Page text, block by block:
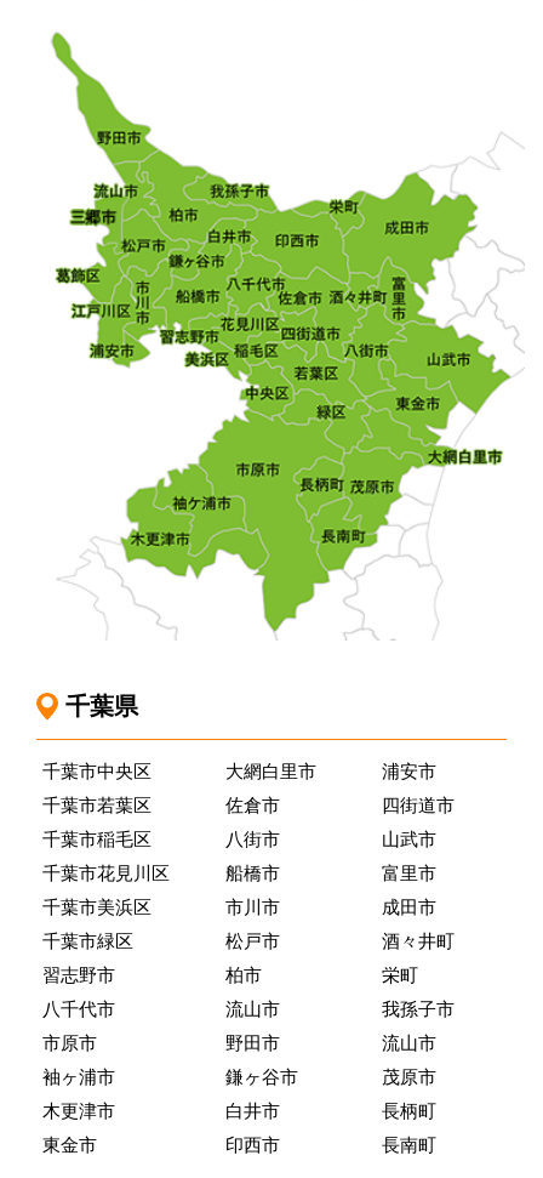
千葉県
千葉市中央区
千葉市若葉区
千葉市稲毛区
千葉市花見川区
千葉市美浜区
千葉市緑区
習志野市
八千代市
市原市
袖ヶ浦市
木更津市
東金市
大網白里市
佐倉市
八街市
船橋市
市川市
松戸市
柏市
流山市
野田市
鎌ヶ谷市
白井市
印西市
浦安市
四街道市
山武市
富里市
成田市
酒々井町
栄町
我孫子市
流山市
茂原市
長柄町
長南町